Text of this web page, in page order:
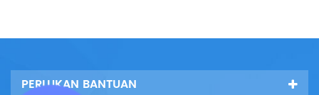
PERLUKAN BANTUAN